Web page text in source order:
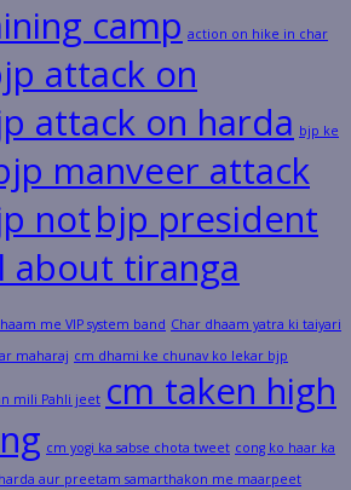
camp action on hike in char
attack on
attack on harda bjp ke
manveer attack
notbjp president
about tiranga
me VIP system band Char dhaam yatra ki taiyari
maharaj cm dhami ke chunav ko lekar bjp
mili Pahli jeet cm taken high
cm yogi ka sabse chota tweet cong ko haar ka
aur preetam samarthakon me maarpeet